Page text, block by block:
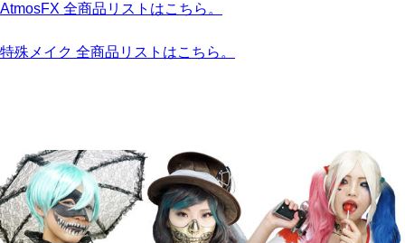
AtmosFX 全商品リストはこちら。
特殊メイク 全商品リストはこちら。